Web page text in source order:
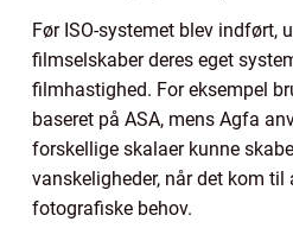
Før ISO-systemet blev indført,
filmselskaber deres eget
filmhastighed. For eksempel
baseret på ASA, mens Agfa
forskellige skalaer kunne
vanskeligheder, når det kom
fotografiske behov.